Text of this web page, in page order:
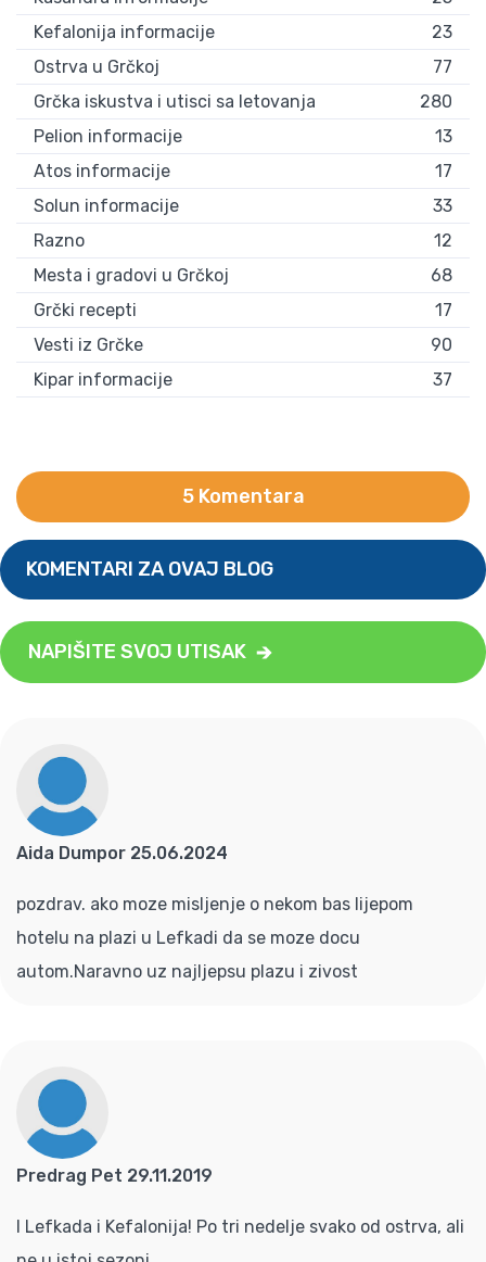
Kefalonija informacije
23
Ostrva u Grčkoj
77
Grčka iskustva i utisci sa letovanja
280
Pelion informacije
13
Atos informacije
17
Solun informacije
33
Razno
12
Mesta i gradovi u Grčkoj
68
Grčki recepti
17
Vesti iz Grčke
90
Kipar informacije
37
5 Komentara
KOMENTARI ZA OVAJ BLOG
NAPIŠITE SVOJ UTISAK
Aida Dumpor 25.06.2024
pozdrav. ako moze misljenje o nekom bas lijepom
hotelu na plazi u Lefkadi da se moze docu
autom.Naravno uz najljepsu plazu i zivost
Predrag Pet 29.11.2019
I Lefkada i Kefalonija! Po tri nedelje svako od ostrva, ali